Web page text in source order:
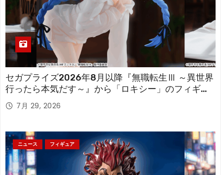
セガプライズ2026年8月以降『無職転生Ⅲ ～異世界
行ったら本気だす～』から「ロキシー」のフィギュ
アが登場！
7月 29, 2026
ニュース フィギュア